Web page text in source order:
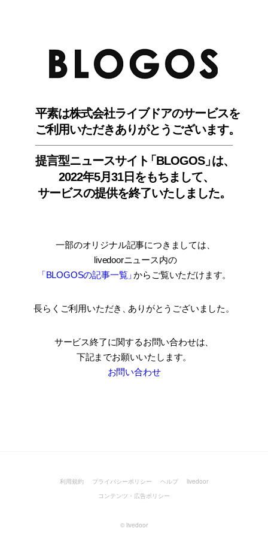
平素は株式会社ライブドアのサービスを
ご利用いただきありがとうございます。
提言型ニュースサイ ト「BLOGOS」は、
2022年5月31日をもちまして、
サービスの提供を終了いたしました。
一部のオリジナル記事につきましては
livedoorニュース内の
「BLOGOSの記事一覧」からご覧いただけます。
長らくご利用いただき ありがとうございました。
サービス終了に関するお問い合わせは、
下記までお願いいたします。
お問い合わせ
利用規約 プライバシーポリシー ヘルプ
livedoor
コンテンツ・広告ポリシー
© livedoor